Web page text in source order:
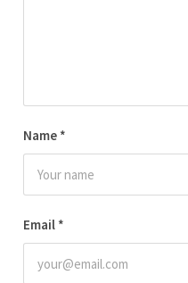
Name *
Email *